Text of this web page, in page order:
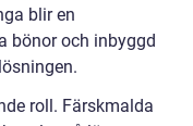
blir en
bönor och inbyggd
roll. Färskmalda